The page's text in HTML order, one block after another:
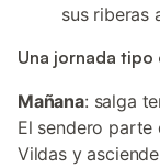
sus riberas
Una jornada tipo
Mañana: salga
El sendero parte
Vildas y